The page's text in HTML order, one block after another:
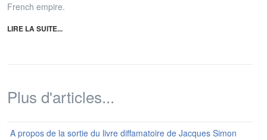
French empire.
LIRE LA SUITE...
Plus d'articles...
A propos de la sortie du livre diffamatoire de Jacques Simon